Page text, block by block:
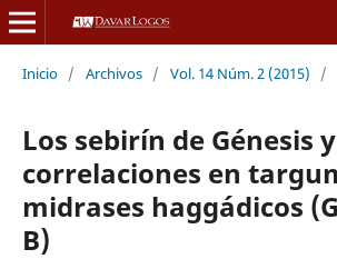
Inicio / Archivos / Vol. 14 Núm. 2 (2015) /
Los sebirín de Génesis
correlaciones en
midrases haggádicos
B)